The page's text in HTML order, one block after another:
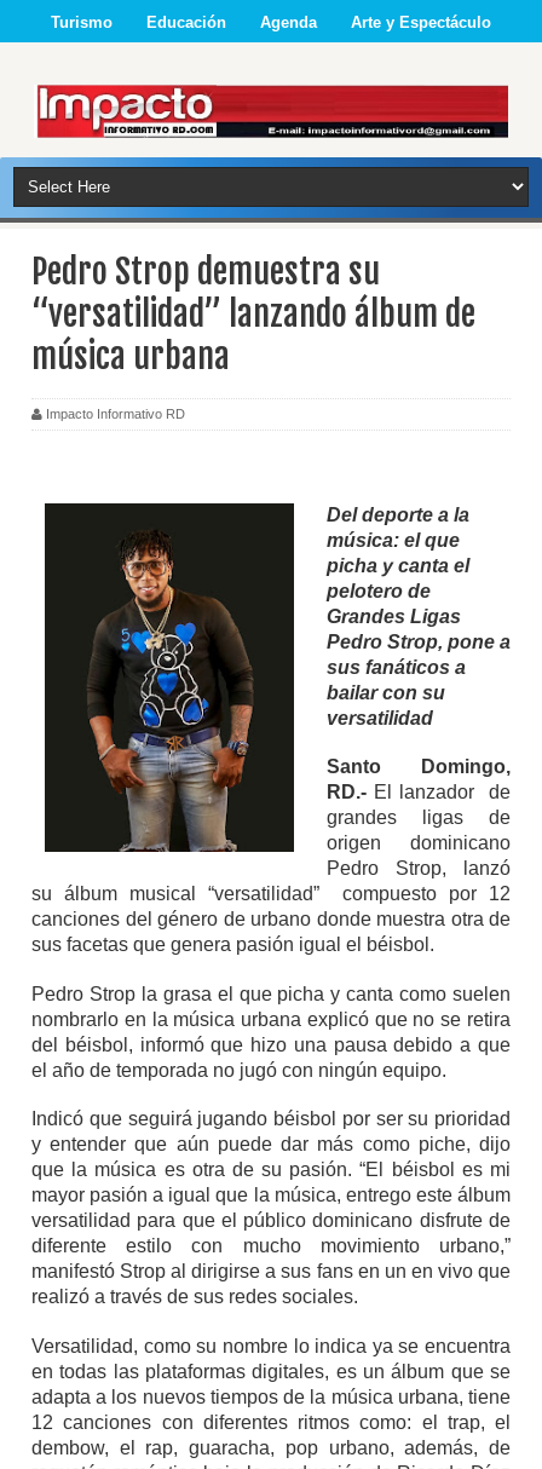
Turismo Educación Agenda Arte y Espectáculo
Pedro Strop demuestra su
“versatilidad” lanzando álbum de
música urbana
Impacto Informativo RD
Del deporte a la
música: el que
picha y canta el
pelotero de
Grandes Ligas
Pedro Strop, pone a
sus fanáticos a
bailar con su
versatilidad
Santo Domingo,
RD.- El lanzador de
grandes ligas de
origen dominicano
Pedro Strop, lanzó
su álbum musical “versatilidad” compuesto por 12
canciones del género de urbano donde muestra otra de
sus facetas que genera pasión igual el béisbol.
Pedro Strop la grasa el que picha y canta como suelen
nombrarlo en la música urbana explicó que no se retira
del béisbol, informó que hizo una pausa debido a que
el año de temporada no jugó con ningún equipo.
Indicó que seguirá jugando béisbol por ser su prioridad
y entender que aún puede dar más como piche, dijo
que la música es otra de su pasión. “El béisbol es mi
mayor pasión a igual que la música, entrego este álbum
versatilidad para que el público dominicano disfrute de
diferente estilo con mucho movimiento urbano,”
manifestó Strop al dirigirse a sus fans en un en vivo que
realizó a través de sus redes sociales.
Versatilidad, como su nombre lo indica ya se encuentra
en todas las plataformas digitales, es un álbum que se
adapta a los nuevos tiempos de la música urbana, tiene
12 canciones con diferentes ritmos como: el trap, el
dembow, el rap, guaracha, pop urbano, además, de